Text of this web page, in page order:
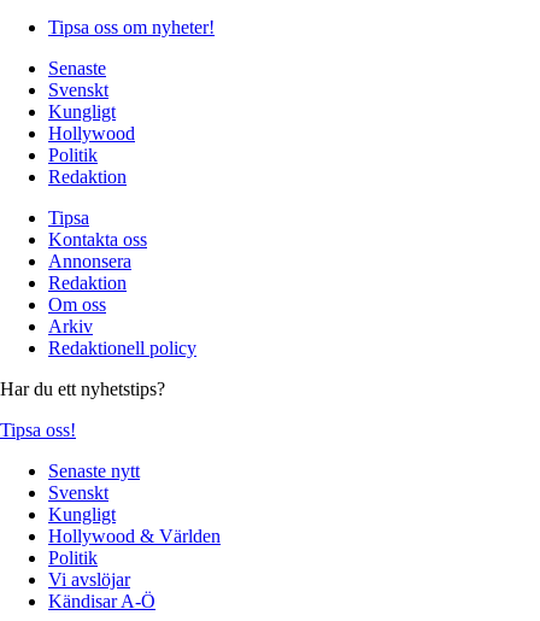
Tipsa oss om nyheter!
Senaste
Svenskt
Kungligt
Hollywood
Politik
Redaktion
Tipsa
Kontakta oss
Annonsera
Redaktion
Om oss
Arkiv
Redaktionell policy
Har du ett nyhetstips?
Tipsa oss!
Senaste nytt
Svenskt
Kungligt
Hollywood & Världen
Politik
Vi avslöjar
Kändisar A-Ö